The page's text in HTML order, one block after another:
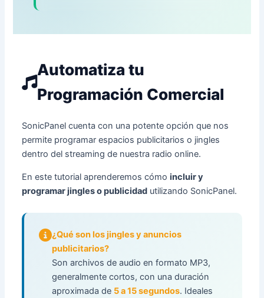
Automatiza tu
Programación Comercial
SonicPanel cuenta con una potente opción que nos
permite programar espacios publicitarios o jingles
dentro del streaming de nuestra radio online.
En este tutorial aprenderemos cómoincluir y
programar jingles o publicidad utilizando SonicPanel.
¿Qué son los jingles y anuncios
publicitarios?
Son archivos de audio en formato MP3,
generalmente cortos, con una duración
aproximada de 5 a 15 segundos. Ideales